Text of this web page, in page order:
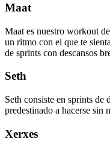
Maat
Maat es nuestro workout
un ritmo con el que te
de sprints con descansos
Seth
Seth consiste en sprints de
predestinado a hacerse sin
Xerxes